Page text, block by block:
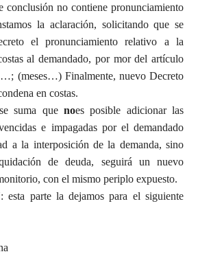
conclusión no contiene pronunciamiento
la aclaración, solicitando que se
el pronunciamiento relativo a la
al demandado, por mor del artículo
(meses…) Finalmente, nuevo Decreto
en costas.
suma que noes posible adicionar las
e impagadas por el demandado
a la interposición de la demanda, sino
de deuda, seguirá un nuevo
con el mismo periplo expuesto.
esta parte la dejamos para el siguiente